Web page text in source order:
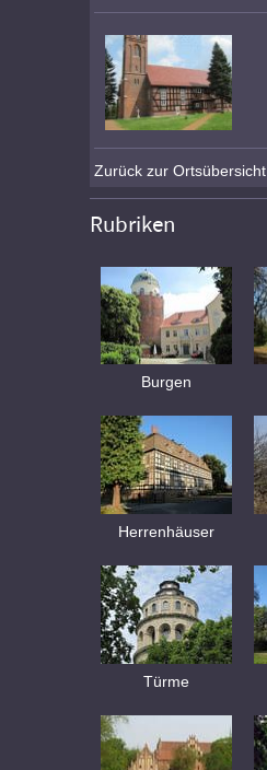
Zurück zur Ortsübersicht
Rubriken
Burgen
Herrenhäuser
Türme